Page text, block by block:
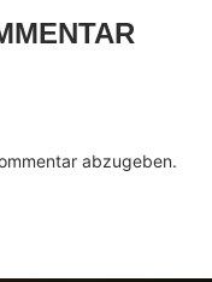
abzugeben.